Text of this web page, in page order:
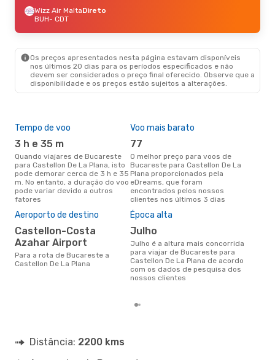
Wizz Air MaltaDireto
BUH- CDT
CDT- BUH
Wizz Air MaltaDireto
BUH- CDT
Os preços apresentados nesta página estavam disponíveis
nos últimos 20 dias para os períodos especificados e não
devem ser considerados o preço final oferecido. Observe que a
disponibilidade e os preços estão sujeitos a alterações.
Tempo de voo
3 h e 35 m
Quando viajares de Bucareste
para Castellon De La Plana, isto
pode demorar cerca de 3 h e 35
m. No entanto, a duração do voo
pode variar devido a outros
fatores
Voo mais barato
77
O melhor preço para voos de
Bucareste para Castellon De La
Plana proporcionados pela
eDreams, que foram
encontrados pelos nossos
clientes nos últimos 3 dias
Aeroporto de destino
Castellon-Costa
Azahar Airport
Para a rota de Bucareste a
Castellon De La Plana
Época alta
julho
julho é a altura mais concorrida
para viajar de Bucareste para
Castellon De La Plana de acordo
com os dados de pesquisa dos
nossos clientes
Distância: 2200 kms